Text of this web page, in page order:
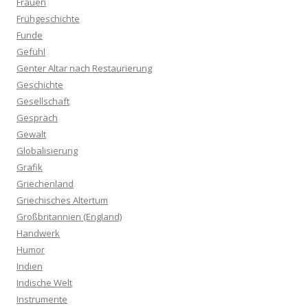
Frühgeschichte
Funde
Gefühl
Genter Altar nach Restaurierung
Geschichte
Gesellschaft
Gespräch
Gewalt
Globalisierung
Grafik
Griechenland
Griechisches Altertum
Großbritannien (England)
Handwerk
Humor
Indien
Indische Welt
Instrumente